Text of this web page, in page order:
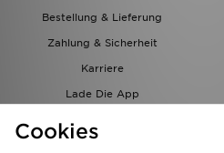
Bestellung & Lieferung
Zahlung & Sicherheit
Karriere
Lade Die App
Cookies